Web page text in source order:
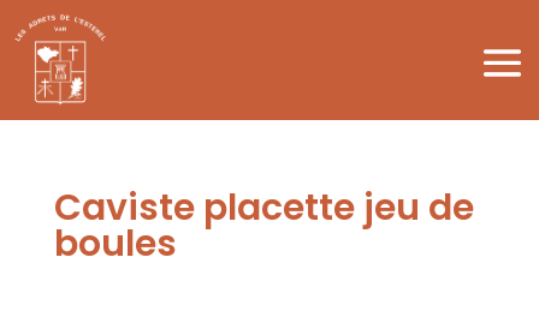
Caviste placette jeu de
boules